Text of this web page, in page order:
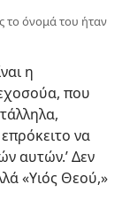
το όνομά του ήταν
η
που
να
αυτών.’ Δεν
«Υιός Θεού,»